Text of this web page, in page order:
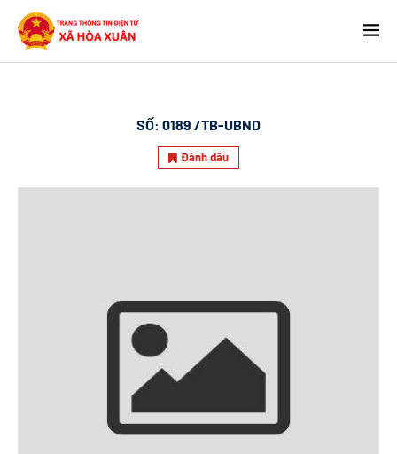
SỐ: 0189 /TB-UBND
Đánh dấu